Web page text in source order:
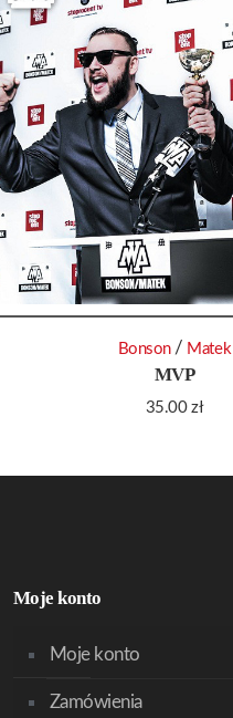
MVP
35.00zł
Bonson / Matek
Moje konto
Moje konto
Zamówienia